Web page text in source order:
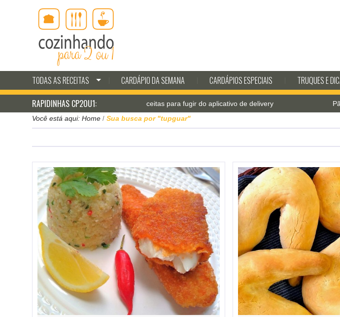
TODAS AS RECEITAS CARDÁPIO DA SEMANA CARDÁPIOS ESPECIAIS TRUQUES E
RAPIDINHAS CP2OU1:Jantar pá-pum: receitas para fugir do aplicativo de delivery Pão de
Você está aqui: Home / Sua busca por "tupguar"